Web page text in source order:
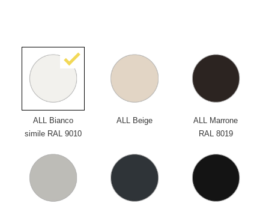
ALL Bianco
simile RAL 9010
ALL Beige
ALL Marrone
RAL 8019